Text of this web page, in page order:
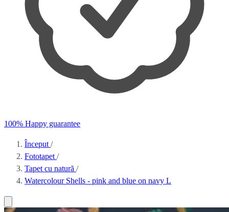
100% Happy guarantee
Început /
Fototapet /
Tapet cu natură /
Watercolour Shells - pink and blue on navy L